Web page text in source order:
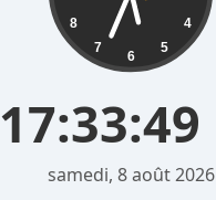
4
5
6
7
8
17:33:50
samedi, 8 août 2026